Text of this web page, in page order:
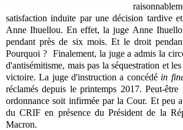
satisfaction induite par une décision tardive
Anne Ihuellou. En effet, la juge Anne
pendant près de six mois. Et le droit
Pourquoi ? Finalement, la juge a admis la
d'antisémitisme, mais pas la séquestration et
victoire. La juge d'instruction a concédé in
réclamés depuis le printemps 2017. Peut-
ordonnance soit infirmée par la Cour. Et peu
du CRIF en présence du Président de la
Macron.